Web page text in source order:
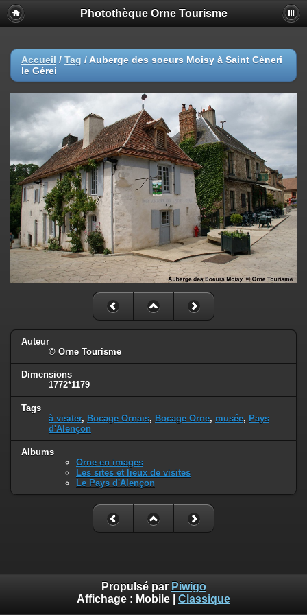
Photothèque Orne Tourisme
Accueil / Tag / Auberge des soeurs Moisy à Saint Cèneri
le Gérei
Auteur
© Orne Tourisme
Dimensions
1772*1179
Tags
à visiter, Bocage Ornais, Bocage Orne, musée, Pays
d'Alençon
Albums
Orne en images
Les sites et lieux de visites
Le Pays d'Alençon
Propulsé par Piwigo
Affichage : Mobile Classique